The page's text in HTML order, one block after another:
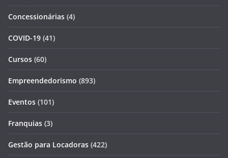
Concessionárias (4)
COVID-19 (41)
Cursos (60)
Empreendedorismo (893)
Eventos (101)
Franquias (3)
Gestão para Locadoras (422)